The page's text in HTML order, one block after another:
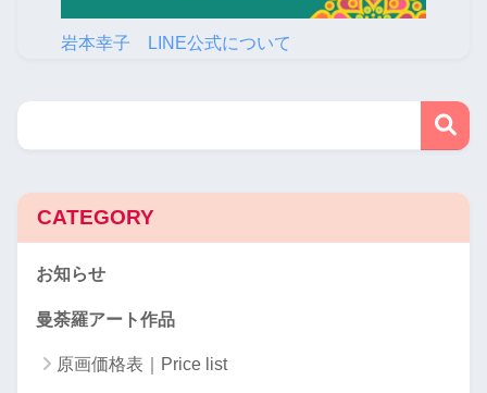
岩本幸子 LINE公式について
CATEGORY
お知らせ
曼荼羅アート作品
原画価格表｜Price list